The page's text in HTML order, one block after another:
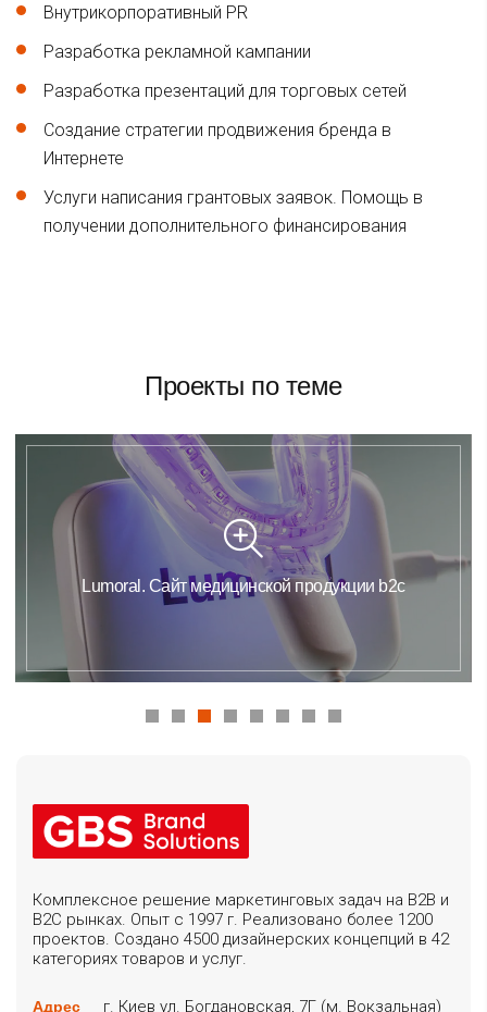
Внутрикорпоративный PR
Разработка рекламной кампании
Разработка презентаций для торговых сетей
Создание стратегии продвижения бренда в
Интернете
Услуги написания грантовых заявок. Помощь в
получении дополнительного финансирования
Проекты по теме
Lumoral. Сайт медицинской продукции b2c
Комплексное решение маркетинговых задач на B2B и
B2C рынках. Опыт с 1997 г. Реализовано более 1200
проектов. Создано 4500 дизайнерских концепций в 42
категориях товаров и услуг.
Адрес г. Киев ул. Богдановская, 7Г (м. Вокзальная)